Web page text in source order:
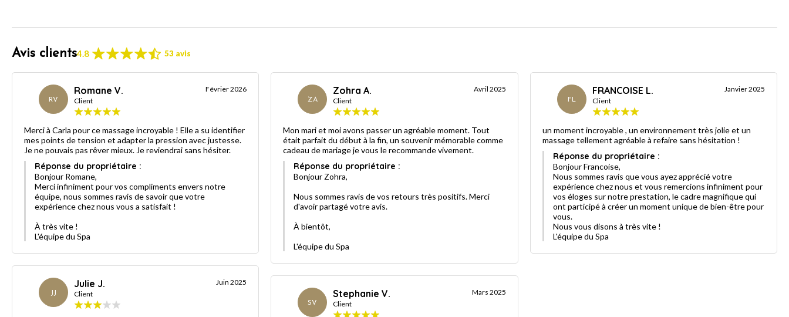
Avis clients4.8 53 avis
RV
Romane V.
Client
Février 2026
Merci à Carla pour ce massage incroyable ! Elle a su identifier
mes points de tension et adapter la pression avec justesse.
Je ne pouvais pas rêver mieux. Je reviendrai sans hésiter.
Réponse du propriétaire :
Bonjour Romane,
Merci infiniment pour vos compliments envers notre
équipe, nous sommes ravis de savoir que votre
expérience chez nous vous a satisfait !
À très vite !
L'équipe du Spa
Julie J.
Client
Juin 2025
ZA
Zohra A.
Client
Avril 2025
Mon mari et moi avons passer un agréable moment. Tout
était parfait du début à la fin, un souvenir mémorable comme
cadeau de mariage je vous le recommande vivement.
Réponse du propriétaire :
Bonjour Zohra,
Nous sommes ravis de vos retours très positifs. Merci
d'avoir partagé votre avis.
À bientôt,
L'équipe du Spa
SV
Stephanie V.
Client
Mars 2025
FL
FRANCOISE L.
Client
Janvier 2025
un moment incroyable , un environnement très jolie et un
massage tellement agréable à refaire sans hésitation !
Réponse du propriétaire :
Bonjour Francoise,
Nous sommes ravis que vous ayez apprécié votre
expérience chez nous et vous remercions infiniment pour
vos éloges sur notre prestation, le cadre magnifique qui
ont participé à créer un moment unique de bien-être pour
vous.
Nous vous disons à très vite !
L'équipe du Spa